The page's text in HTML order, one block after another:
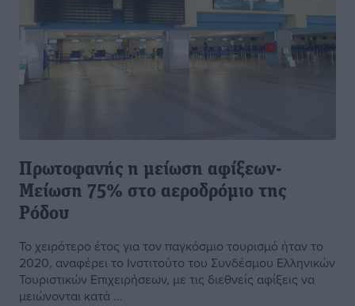
Πρωτοφανής η μείωση αφίξεων-
Μείωση 75% στο αεροδρόμιο της
Ρόδου
Το χειρότερο έτος για τον παγκόσμιο τουρισμό ήταν το
2020, αναφέρει το Ινστιτούτο του Συνδέσμου Ελληνικών
Τουριστικών Επιχειρήσεων, με τις διεθνείς αφίξεις να
μειώνονται κατά ...